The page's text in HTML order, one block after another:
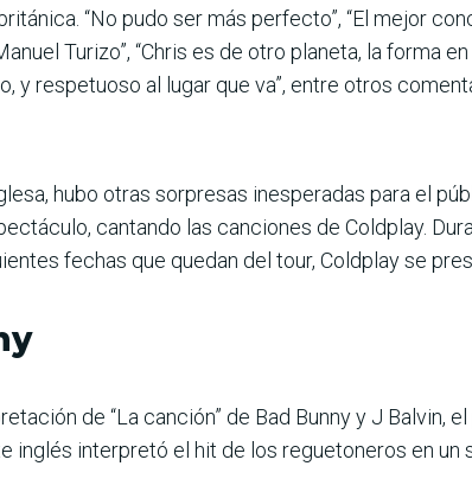
“No pudo ser más perfecto”, “El mejor
Turizo”, “Chris es de otro planeta, la forma
y respetuoso al lugar que va”, entre otros
hubo otras sorpresas inesperadas para el
cantando las canciones de Coldplay.
fechas que quedan del tour, Coldplay se
de “La canción” de Bad Bunny y J Balvin,
inglés interpretó el hit de los reguetoneros en un